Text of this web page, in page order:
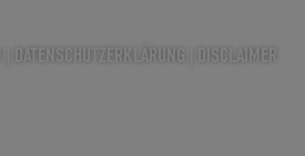
DATENSCHUTZERKLÄRUNG DISCLAIMER